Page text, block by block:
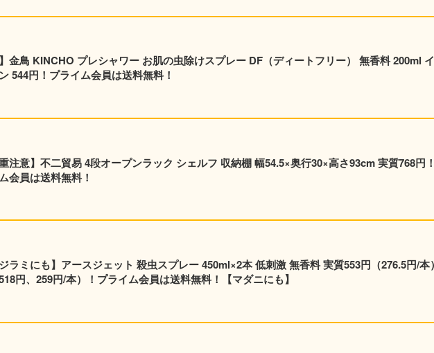
】金鳥 KINCHO プレシャワー お肌の虫除けスプレー DF（ディートフリー） 無香料 200ml イ
544円！プライム会員は送料無料！
重注意】不二貿易 4段オープンラック シェルフ 収納棚 幅54.5×奥行30×高さ93cm 実質768円！
会員は送料無料！
ミにも】アースジェット 殺虫スプレー 450ml×2本 低刺激 無香料 実質553円（276.5円/本）
518円、259円/本）！プライム会員は送料無料！【マダニにも】